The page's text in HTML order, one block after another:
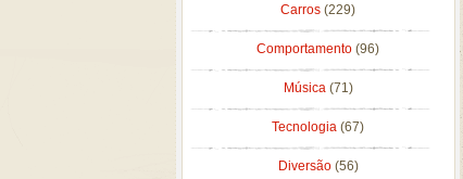
Carros (229)
Comportamento (96)
Música (71)
Tecnologia (67)
Diversão (56)